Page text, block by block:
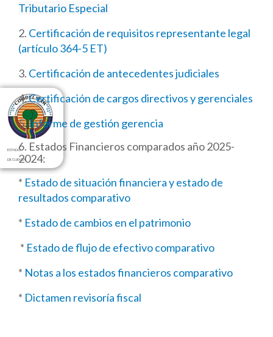
Tributario Especial
2. Certificación de requisitos representante legal
(artículo 364-5 ET)
3. Certificación de antecedentes judiciales
4.Certificación de cargos directivos y gerenciales
5.Informe de gestión gerencia
6. Estados Financieros comparados año 2025-
2024:
* Estado de situación financiera y estado de
resultados comparativo
* Estado de cambios en el patrimonio
* Estado de flujo de efectivo comparativo
* Notas a los estados financieros comparativo
* Dictamen revisoría fiscal
ESTADO
DE CUENTA